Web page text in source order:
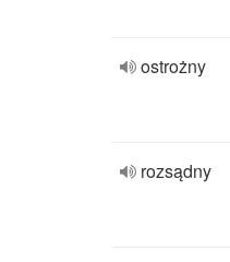
ostrożny
rozsądny